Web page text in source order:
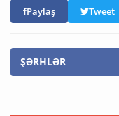
Paylaş Tweet
ŞƏRHLƏR